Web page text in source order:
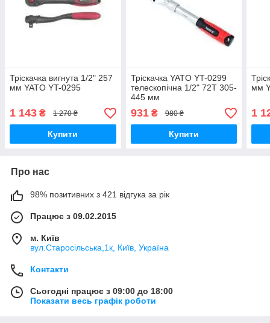
Тріскачка вигнута 1/2" 257
мм YATO YT-0295
1 143 ₴ 1 270 ₴
Купити
Тріскачка YATO YT-0299
телескопічна 1/2" 72T 305-
445 мм
931₴ 980 ₴
Купити
мм
1
Про нас
98% позитивних з 421 відгука за рік
Працює з 09.02.2015
м. Київ
вул.Старосільська,1к, Київ, Україна
Контакти
Сьогодні працює з 09:00 до 18:00
Показати весь графік роботи